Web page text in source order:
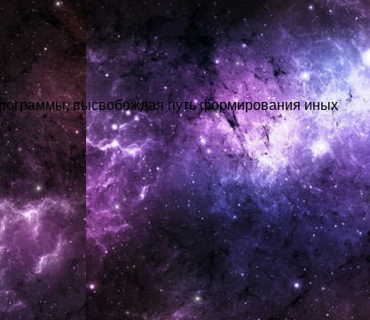
высвобождая путь формирования иных